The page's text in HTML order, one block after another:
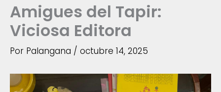
Amigues del Tapir:
Viciosa Editora
Por Palangana / octubre 14, 2025